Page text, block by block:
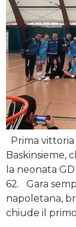
Prima
Baskinsieme,
la neonata
62. Gara
napoletana,
chiude il